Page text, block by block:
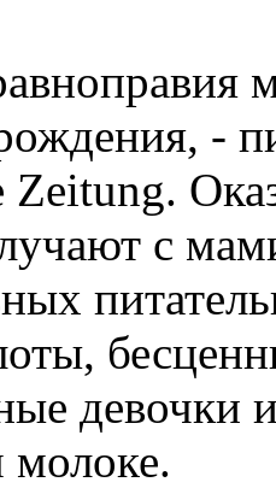
-
Zeitung.
с
девочки
молоке.